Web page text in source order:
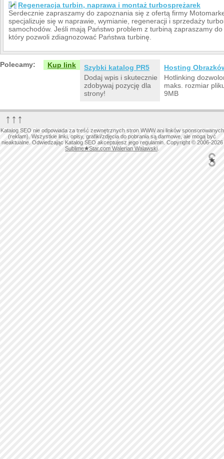
Regeneracja turbin, naprawa i montaż turbosprężarek
Serdecznie zapraszamy do zapoznania się z ofertą firmy
specjalizuje się w naprawie, wymianie, regeneracji i sprzedaży
samochodów. Jeśli mają Państwo problem z turbiną zapraszamy
który pozwoli zdiagnozować Państwa turbinę.
Polecamy: Kup link
Szybki katalog PR5
Dodaj wpis i skutecznie
zdobywaj pozycję dla
strony!
Hosting
Hotlinking
maks. rozmiar
9MB
↑↑↑
Katalog SEO nie odpowiada za treść zewnętrznych stron WWW ani linków sponsorowanych
(reklam). Wszystkie linki, opisy, grafiki/zdjęcia do pobrania są darmowe, ale mogą być
nieaktualne. Odwiedzając Katalog SEO akceptujesz jego regulamin. Copyright © 2006-2026
Sublime★Star.com Walerian Walawski